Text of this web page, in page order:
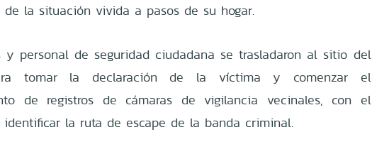
de la situación vivida a pasos de su hogar.
y personal de seguridad ciudadana se trasladaron al sitio del
tomar la declaración de la víctima y comenzar el
de registros de cámaras de vigilancia vecinales, con el
la ruta de escape de la banda criminal.